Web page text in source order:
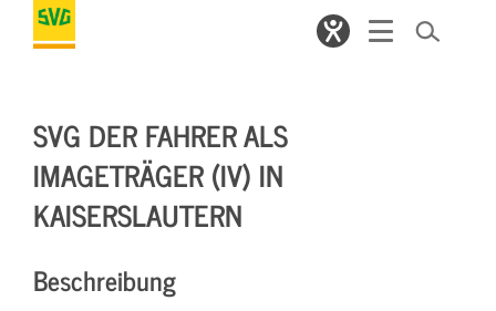
SVG DER FAHRER ALS
IMAGETRÄGER (IV) IN
KAISERSLAUTERN
Beschreibung